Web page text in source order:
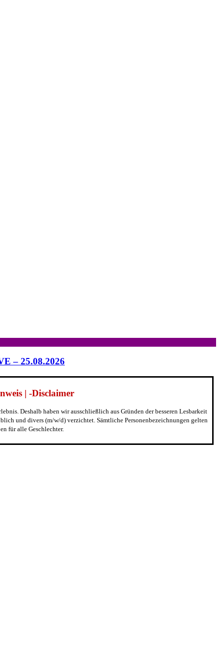
– 25.08.2026
| -Disclaimer
Deshalb haben wir ausschließlich aus Gründen der besseren Lesbarkeit
und divers (m/w/d) verzichtet. Sämtliche Personenbezeichnungen gelten
für alle Geschlechter.